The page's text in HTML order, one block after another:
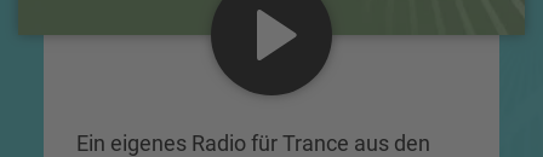
Ein eigenes Radio für Trance aus den